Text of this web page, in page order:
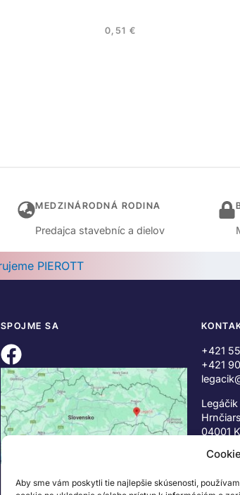
Aby sme vám poskytli tie najlepšie skúsenosti,
0,51€
MEDZINÁRODNÁ RODINA
Predajca stavebníc a dielov
SPOJME SA
+421
+421
Legáčik
04001
IČ